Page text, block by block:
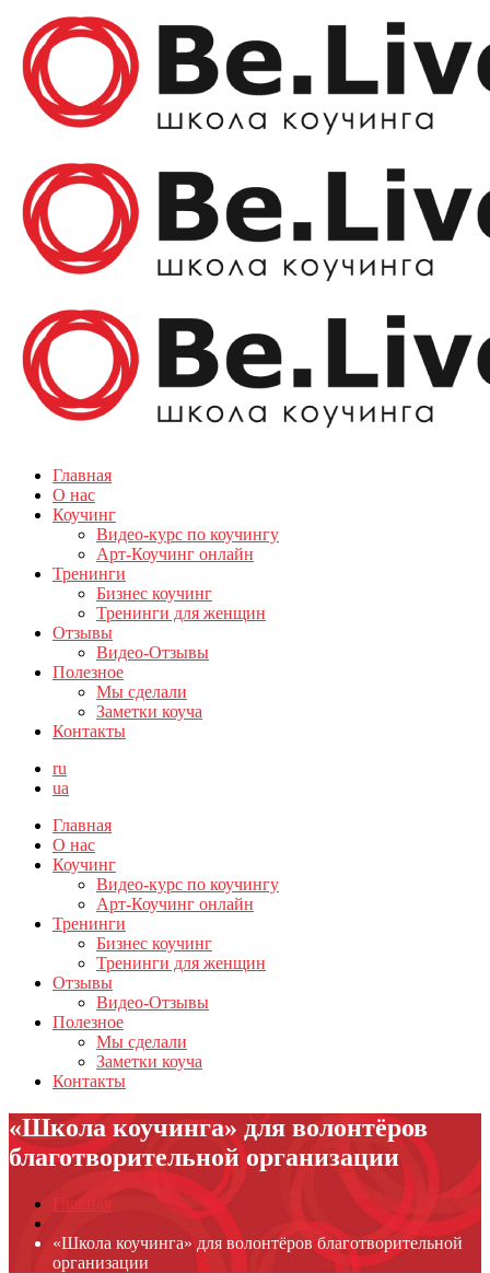
Главная
О нас
Коучинг
Видео-курс по коучингу
Арт-Коучинг онлайн
Тренинги
Бизнес коучинг
Тренинги для женщин
Отзывы
Видео-Отзывы
Полезное
Мы сделали
Заметки коуча
Контакты
ru
ua
Главная
О нас
Коучинг
Видео-курс по коучингу
Арт-Коучинг онлайн
Тренинги
Бизнес коучинг
Тренинги для женщин
Отзывы
Видео-Отзывы
Полезное
Мы сделали
Заметки коуча
Контакты
«Школа коучинга» для волонтёров
благотворительной организации
Главная
«Школа коучинга» для волонтёров благотворительной
организации